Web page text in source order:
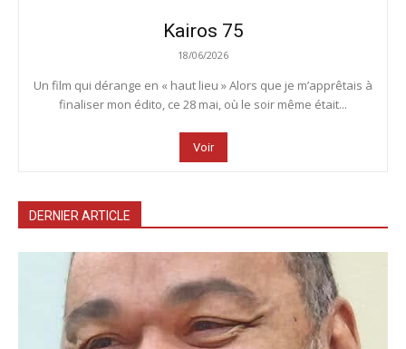
Kairos 75
18/06/2026
Un film qui dérange en « haut lieu » Alors que je m’apprêtais à
finaliser mon édito, ce 28 mai, où le soir même était...
Voir
DERNIER ARTICLE